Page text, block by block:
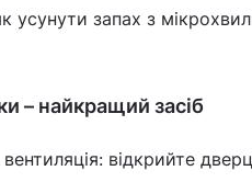
усунути запах з
– найкращий засіб
відкрийте